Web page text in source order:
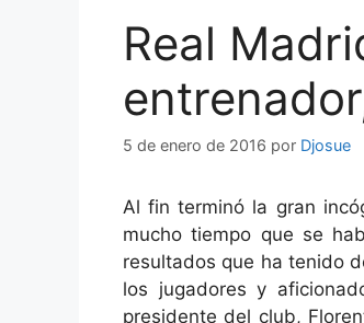
Real
5 de enero de 2016 por Djosue
Al fin terminó la gran
mucho tiempo que se
resultados que ha tenido
los jugadores y
presidente del club,